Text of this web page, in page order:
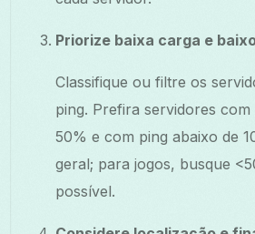
Priorize baixa carga e
Classifique ou filtre os
ping. Prefira servidores com
50% e com ping abaixo de
geral; para jogos, busque
possível.